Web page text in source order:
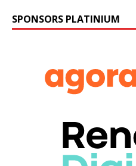
SPONSORS PLATINIUM